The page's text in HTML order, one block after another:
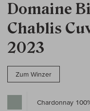
Domaine
Chablis
2023
Zum Winzer
Chardonnay